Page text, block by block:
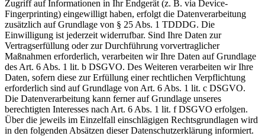
Zugriff auf Informationen in Ihr Endgerät (z. B. via Device-
Fingerprinting) eingewilligt haben, erfolgt die Datenverarbeitung
zusätzlich auf Grundlage von § 25 Abs. 1 TDDDG. Die
Einwilligung ist jederzeit widerrufbar. Sind Ihre Daten zur
Vertragserfüllung oder zur Durchführung vorvertraglicher
Maßnahmen erforderlich, verarbeiten wir Ihre Daten auf Grundlage
des Art. 6 Abs. 1 lit. b DSGVO. Des Weiteren verarbeiten wir Ihre
Daten, sofern diese zur Erfüllung einer rechtlichen Verpflichtung
erforderlich sind auf Grundlage von Art. 6 Abs. 1 lit. c DSGVO.
Die Datenverarbeitung kann ferner auf Grundlage unseres
berechtigten Interesses nach Art. 6 Abs. 1 lit. f DSGVO erfolgen.
Über die jeweils im Einzelfall einschlägigen Rechtsgrundlagen wird
in den folgenden Absätzen dieser Datenschutzerklärung informiert.